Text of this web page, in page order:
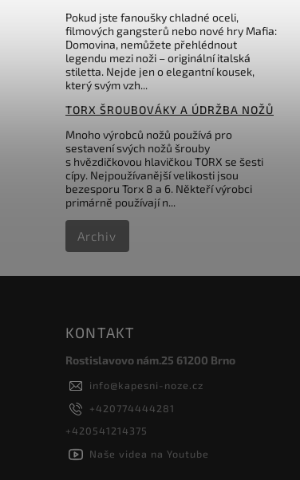
Pokud jste fanoušky chladné oceli,
filmových gangsterů nebo nové hry Mafia:
Domovina, nemůžete přehlédnout
legendu mezi noži – originální italská
stiletta. Nejde jen o elegantní kousek,
který svým vzh...
TORX ŠROUBOVÁKY A ÚDRŽBA NOŽŮ
Mnoho výrobců nožů používá pro
sestavení svých nožů šrouby
s hvězdičkovou hlavičkou TORX se šesti
cípy. Nejpoužívanější velikosti jsou
bezesporu Torx 8 a 6. Někteří výrobci
primárně používají n...
Archiv
899 Kč
Do košíku
KONTAKT
Rostislavovo nám.25 61200 Brno
info@kapesni-noze.cz
+420774444281
+420541214375
Naše videa na Youtube